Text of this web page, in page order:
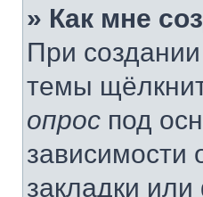
» Как мне
При
темы
опрос под
зависимости
закладки